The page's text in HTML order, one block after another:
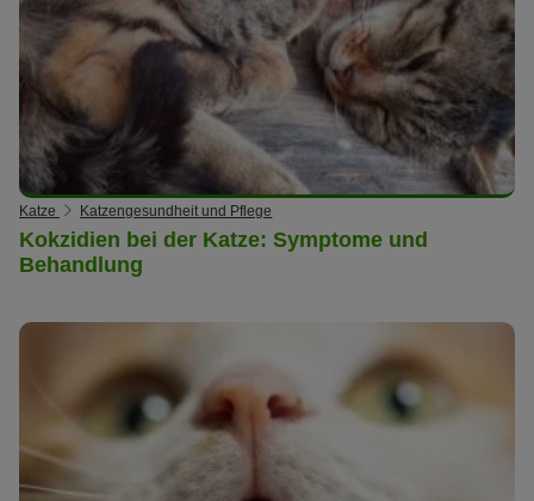
Katze Katzengesundheit und Pflege
Kokzidien bei der Katze: Symptome und
Behandlung